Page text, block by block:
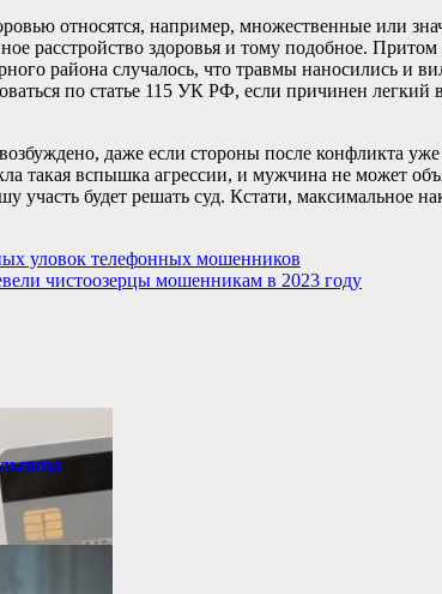
относятся, например, множественные или
расстройство здоровья и тому подобное.
района случалось, что травмы наносились и
по статье 115 УК РФ, если причинен легкий
даже если стороны после конфликта
такая вспышка агрессии, и мужчина не может
участь будет решать суд. Кстати, максимальное
уловок телефонных мошенников
чистоозерцы мошенникам в 2023 году